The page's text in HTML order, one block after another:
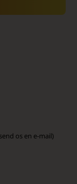
os en e-mail)